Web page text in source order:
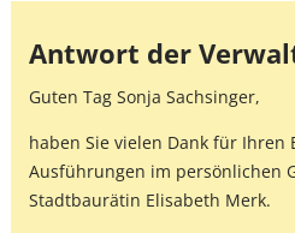
Antwort der
Guten Tag Sonja Sachsinger,
haben Sie vielen Dank für
Ausführungen im persönlichen
Stadtbaurätin Elisabeth Merk.